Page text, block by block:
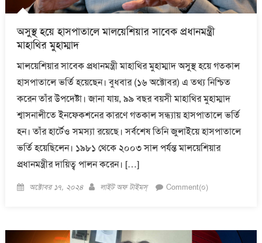
অসুস্থ হয়ে হাসপাতালে মালয়েশিয়ার সাবেক প্রধানমন্ত্রী
মাহাথির মুহাম্মাদ
মালয়েশিয়ার সাবেক প্রধানমন্ত্রী মাহাথির মুহাম্মাদ অসুস্থ হয়ে গতকাল
হাসপাতালে ভর্তি হয়েছেন। বুধবার (১৬ অক্টোবর) এ তথ্য নিশ্চিত
করেন তাঁর উপদেষ্টা। জানা যায়, ৯৯ বছর বয়সী মাহাথির মুহাম্মাদ
শ্বাসনালীতে ইনফেকশনের কারণে গতকাল সন্ধ্যায় হাসপাতালে ভর্তি
হন। তাঁর হার্টেও সমস্যা রয়েছে। সর্বশেষ তিনি জুলাইয়ে হাসপাতালে
ভর্তি হয়েছিলেন। ১৯৮১ থেকে ২০০৩ সাল পর্যন্ত মালয়েশিয়ার
প্রধানমন্ত্রীর দায়িত্ব পালন করেন। […]
Posted
অক্টোবর ১৭, ২০২৪ Author
লাইট অফ টাইমস্ Comment(০)